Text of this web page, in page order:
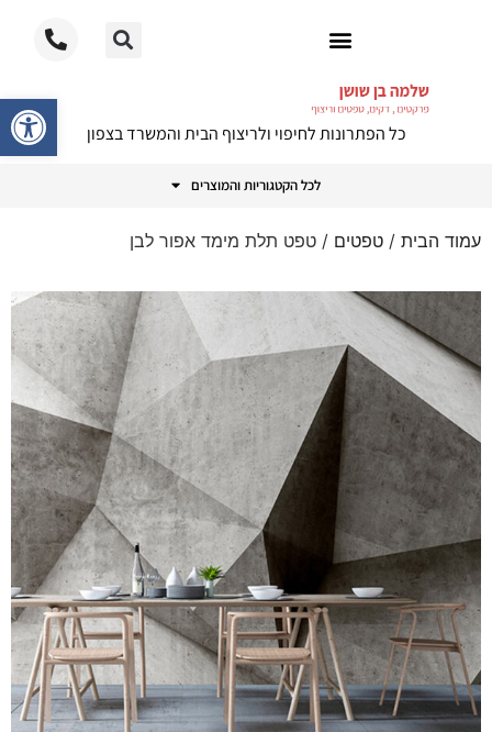
פתח
כל הפתרונות לחיפוי ולריצוף הבית והמשרד בצפון
לכל הקטגוריות והמוצרים
עמוד הבית / טפטים / טפט תלת מימד אפור לבן